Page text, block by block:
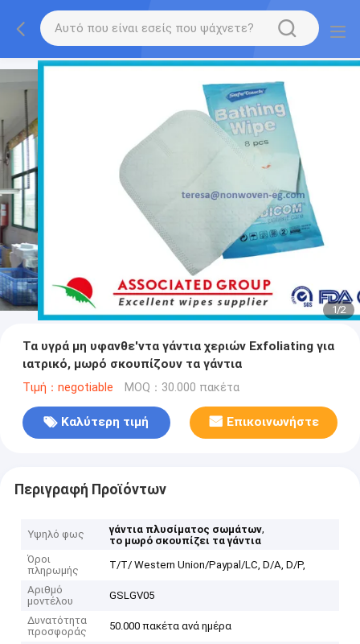
1/2
Τα υγρά μη υφανθε'ντα γάντια χεριών Exfoliating για
ιατρικό, μωρό σκουπίζουν τα γάντια
Τιμή：negotiable MOQ：30.000 πακέτα
Καλύτερη τιμή Επικοινωνήστε
Περιγραφή Προϊόντων
Υψηλό φως γάντια πλυσίματος σωμάτων,
το μωρό σκουπίζει τα γάντια
Όροι
πληρωμής
T/T/ Western Union/Paypal/LC, D/A, D/P,
Αριθμό
μοντέλου
GSLGV05
Δυνατότητα
προσφοράς
50.000 πακέτα ανά ημέρα